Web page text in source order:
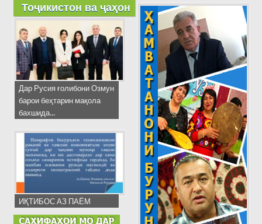
Тоҷикистон ва ҷаҳон
Дар Русия ғолибони Озмун
барои беҳтарин мақола
бахшида...
ИҚТИБОС АЗ ПАЁМ